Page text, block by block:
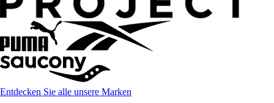
Entdecken Sie alle unsere Marken